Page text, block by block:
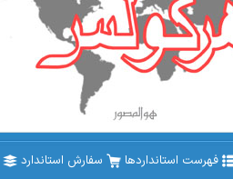
فهرست استانداردها سفارش استاندارد